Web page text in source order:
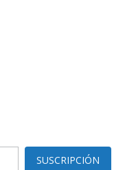
SUSCRIPCIÓN